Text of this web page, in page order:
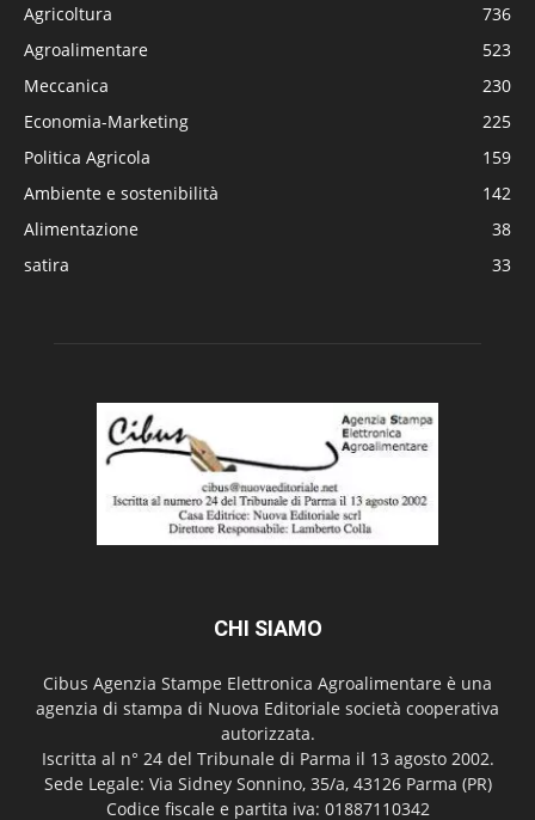
Agricoltura
736
Agroalimentare
523
Meccanica
230
Economia-Marketing
225
Politica Agricola
159
Ambiente e sostenibilità
142
Alimentazione
38
satira
33
CHI SIAMO
Cibus Agenzia Stampe Elettronica Agroalimentare è una
agenzia di stampa di Nuova Editoriale società cooperativa
autorizzata.
Iscritta al n° 24 del Tribunale di Parma il 13 agosto 2002.
Sede Legale: Via Sidney Sonnino, 35/a, 43126 Parma (PR)
Codice fiscale e partita iva: 01887110342